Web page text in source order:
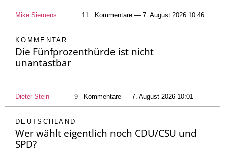
Mike Siemens 11 Kommentare — 7. August 2026 10:46
KOMMENTAR
Die Fünfprozenthürde ist nicht
unantastbar
Dieter Stein 9 Kommentare — 7. August 2026 10:01
DEUTSCHLAND
Wer wählt eigentlich noch CDU/CSU und
SPD?